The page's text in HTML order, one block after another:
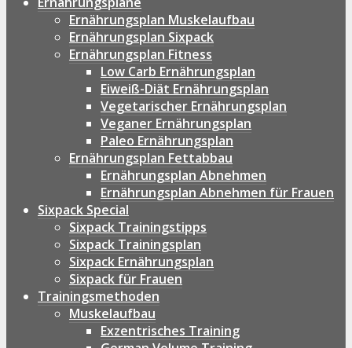
Ernährungsplan Muskelaufbau
Ernährungsplan Sixpack
Ernährungsplan Fitness
Low Carb Ernährungsplan
Eiweiß-Diät Ernährungsplan
Vegetarischer Ernährungsplan
Veganer Ernährungsplan
Paleo Ernährungsplan
Ernährungsplan Fettabbau
Ernährungsplan Abnehmen
Ernährungsplan Abnehmen für Frauen
Sixpack Special
Sixpack Trainingstipps
Sixpack Trainingsplan
Sixpack Ernährungsplan
Sixpack für Frauen
Trainingsmethoden
Muskelaufbau
Exzentrisches Training